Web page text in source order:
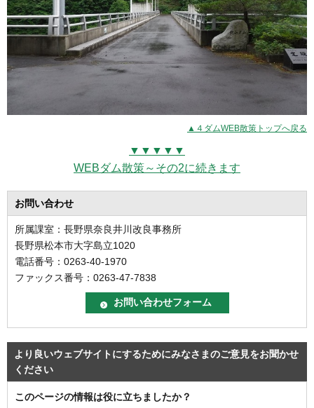
▲４ダムWEB散策トップへ戻る
▼▼▼▼▼
WEBダム散策～その2に続きます
お問い合わせ
所属課室：長野県奈良井川改良事務所
長野県松本市大字島立1020
電話番号：0263-40-1970
ファックス番号：0263-47-7838
より良いウェブサイトにするためにみなさまのご意見をお聞かせ
ください
このページの情報は役に立ちましたか？